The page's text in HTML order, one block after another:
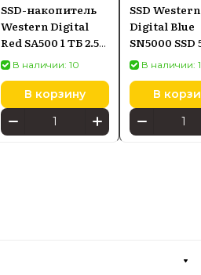
SSD-накопитель
Western Digital
Red SA500 1 ТБ 2.5"
SATA
(WDS100T1R0A)
В наличии: 10
В корзину
SSD Western
Digital Blue
SN5000 SSD
M.2 PCIe
Gen4
В наличии:
В